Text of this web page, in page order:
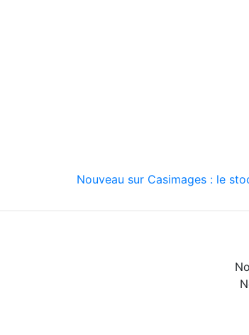
Nouveau sur Casimages : le